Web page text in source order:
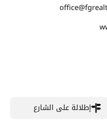
إطلالة على الشارع